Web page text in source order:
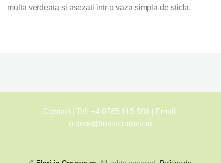
multa verdeata si asezati intr-o vaza simpla de sticla.
Contact | Tel: +4 0765 115 586 | Email:
orders@floriincraiova.ro